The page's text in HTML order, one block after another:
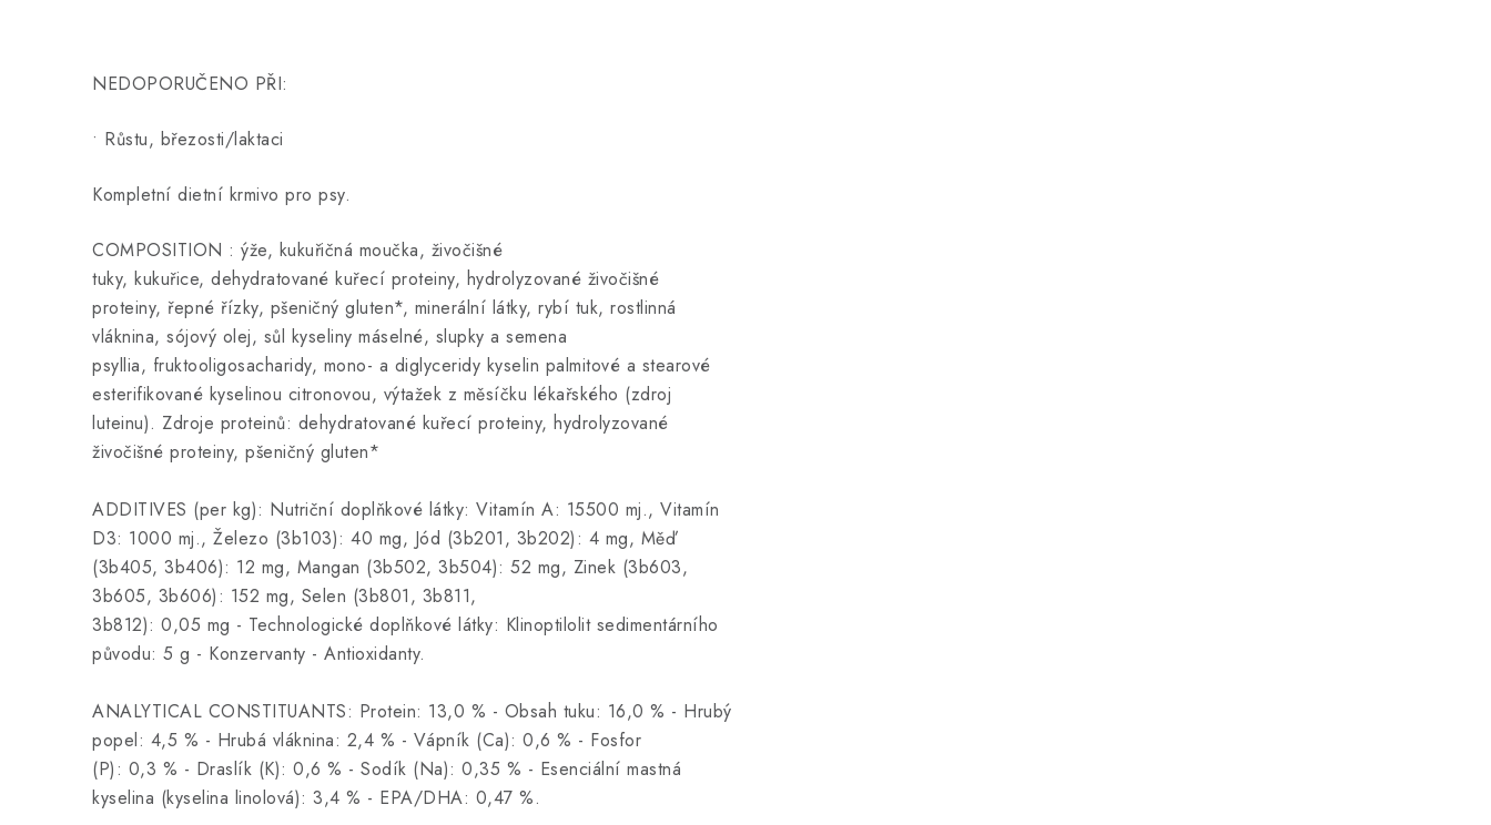
NEDOPORUČENO PŘI:
• Růstu, březosti/laktaci
Kompletní dietní krmivo pro psy.
COMPOSITION : ýže, kukuřičná moučka, živočišné
tuky, kukuřice, dehydratované kuřecí proteiny, hydrolyzované živočišné
proteiny, řepné řízky, pšeničný gluten*, minerální látky, rybí tuk, rostlinná
vláknina, sójový olej, sůl kyseliny máselné, slupky a semena
psyllia, fruktooligosacharidy, mono- a diglyceridy kyselin palmitové a stearové
esterifikované kyselinou citronovou, výtažek z měsíčku lékařského (zdroj
luteinu). Zdroje proteinů: dehydratované kuřecí proteiny, hydrolyzované
živočišné proteiny, pšeničný gluten*
ADDITIVES (per kg): Nutriční doplňkové látky: Vitamín A: 15500 mj., Vitamín
D3: 1000 mj., Železo (3b103): 40 mg, Jód (3b201, 3b202): 4 mg, Měď
(3b405, 3b406): 12 mg, Mangan (3b502, 3b504): 52 mg, Zinek (3b603,
3b605, 3b606): 152 mg, Selen (3b801, 3b811,
3b812): 0,05 mg - Technologické doplňkové látky: Klinoptilolit sedimentárního
původu: 5 g - Konzervanty - Antioxidanty.
ANALYTICAL CONSTITUANTS: Protein: 13,0 % - Obsah tuku: 16,0 % - Hrubý
popel: 4,5 % - Hrubá vláknina: 2,4 % - Vápník (Ca): 0,6 % - Fosfor
(P): 0,3 % - Draslík (K): 0,6 % - Sodík (Na): 0,35 % - Esenciální mastná
kyselina (kyselina linolová): 3,4 % - EPA/DHA: 0,47 %.